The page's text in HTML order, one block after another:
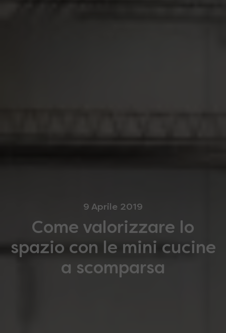
9 Aprile 2019
Come valorizzare lo
spazio con le mini cucine
a scomparsa